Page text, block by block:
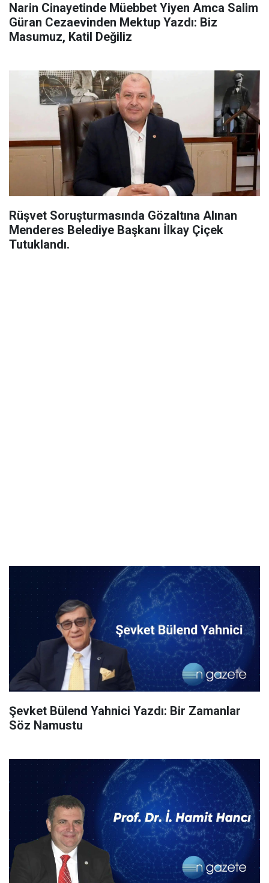
Narin Cinayetinde Müebbet Yiyen Amca Salim
Güran Cezaevinden Mektup Yazdı: Biz
Masumuz, Katil Değiliz
Rüşvet Soruşturmasında Gözaltına Alınan
Menderes Belediye Başkanı İlkay Çiçek
Tutuklandı.
Şevket Bülend Yahnici Yazdı: Bir Zamanlar
Söz Namustu